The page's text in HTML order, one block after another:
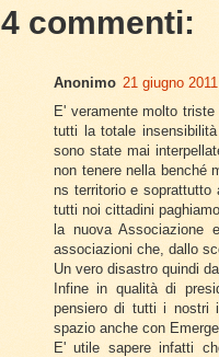
4 commenti:
Anonimo 21 giugno
E' veramente molto
tutti la totale
sono state mai
non tenere nella benché
ns territorio e soprattutto
tutti noi cittadini
la nuova Associazione
associazioni che, dallo
Un vero disastro quindi
Infine in qualità di
pensiero di tutti i nostri
spazio anche con
E' utile sapere infatti